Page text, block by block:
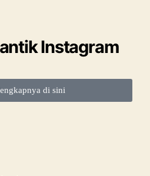
Instagram
di sini